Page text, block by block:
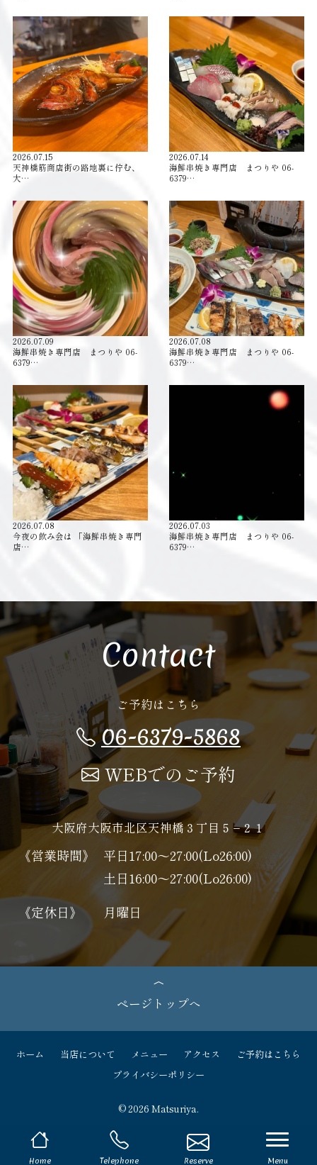
Home Telephone Reserve Menu
2026.07.15
天神橋筋商店街の路地裏に佇む、
大…
2026.07.14
海鮮串焼き専門店 まつりや 06-
6379…
2026.07.09
海鮮串焼き専門店 まつりや 06-
6379…
2026.07.08
海鮮串焼き専門店 まつりや 06-
6379…
2026.07.08
今夜の飲み会は 「海鮮串焼き専門
店…
2026.07.03
海鮮串焼き専門店 まつりや 06-
6379…
Contact
ご予約はこちら
06-6379-5868
WEBでのご予約
大阪府大阪市北区天神橋３丁目５−２１
《営業時間》
平日17:00～27:00(Lo26:00)
土日16:00～27:00(Lo26:00)
《定休日》
月曜日
ページトップへ
ホーム 当店について メニュー アクセス
ご予約はこちら
プライバシーポリシー
© 2026 Matsuriya.